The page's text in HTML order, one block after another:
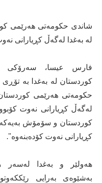
شاندی حکومەتی هەرێمی
لە بەغدا لەگەڵ کڕیارانی
فارس عیسا، سەرۆکی
کوردستان لە بەغدا بە تۆڕی
حکومەتی هەرێمی
لەگەڵ کڕیارانی نەوت
کوردستان و سۆمۆش
کڕیارانی نەوت کۆدەبنەوە".
هەولێر و بەغدا لەسەر
بەشێوەی بەرایی